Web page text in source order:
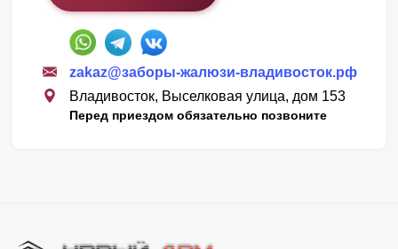
zakaz@заборы-жалюзи-владивосток.рф
Владивосток, Выселковая улица, дом 153
Перед приездом обязательно позвоните